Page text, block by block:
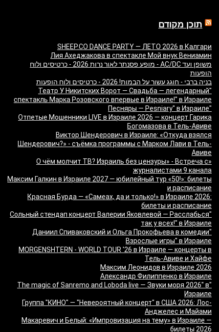
תוכן מקודם
SHEEP.CO DANCE PARTY — ЛЕТО 2026 в Калгари
Лия Ахеджакова в спектакле Мой внук Вениамин
משופן ועד AC/DC - מופע פסנתר לאור נרות 2026 - כרטיסים ולוח
הופעות
בניה ברבי - חוגג עשור על הבמות! 2026 - כרטיסים ולוח הופעות
"Театр У Никитских Ворот — Свадьба — легендарный
спектакль Марка Розовского впервые в Израиле!" в Израиле
"Песняры — Pesniary" в Израиле
Отпетые Мошенники LIVE в Израиле 2026 — концерт Гарика
Богомазова в Тель-Авиве
Виктор Шендерович в Израиле: «Откуда взялся
Шендерович?» - съёмка программы с Марком Лави в Тель-
Авиве
«О чём молчит ТВ? Израиль без цензуры» - Встреча с
журналистами 9 канала
Максим Галкин в Израиле 2027 — юбилейный тур «50!»: билеты
и расписание
Красная Бурда — «Самеах, да и только!» в Израиле 2026:
билеты и расписание
"Сольный стендап концерт Валерии Яковлевой — Расслабься
так у всех!" в Израиле
"Даниил Спиваковский и Ольга Прокофьева в комедии
Взрослые игры" в Израиле
MORGENSHTERN - WORLD TOUR '26 в Израиле — концерты в
Тель-Авиве и Хайфе
Максим Леонидов в Израиле 2026
Александр Филиппенко в Израиле
"The magic of Sanremo and Loboda live — Звуки моря 2026" в
Израиле
Группа "КИНО" — "Невероятный концерт" в США 2026: Лос-
Анджелес и Майами
Макаревич и Белый: «Импровизация на тему» в Израиле —
билеты 2026